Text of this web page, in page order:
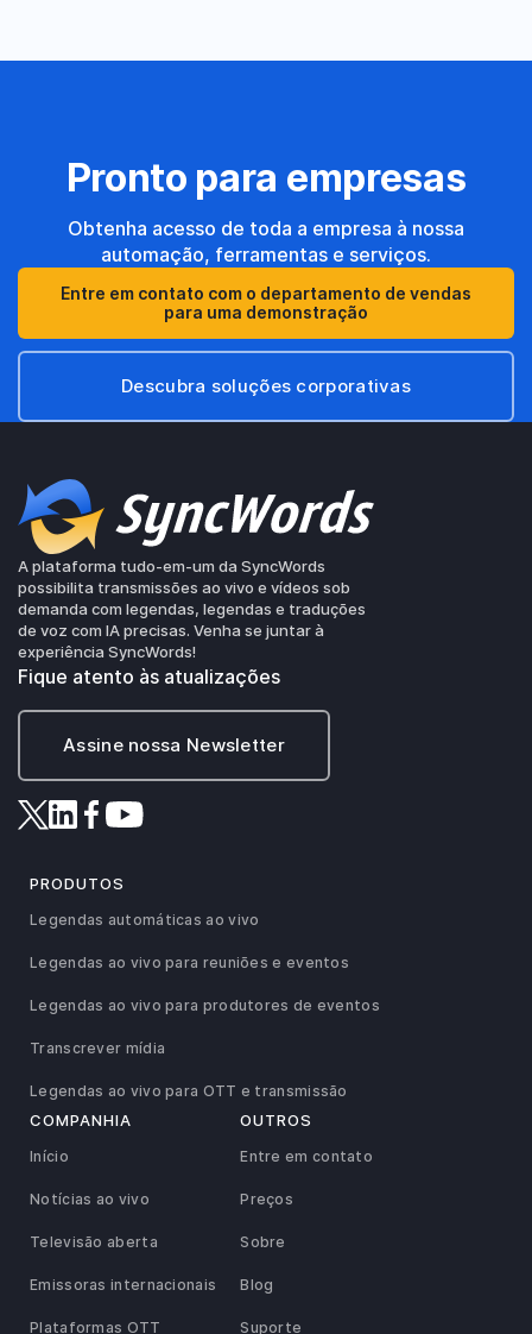
Pronto para empresas
Obtenha acesso de toda a empresa à nossa
automação, ferramentas e serviços.
Entre em contato com o departamento de vendas
para uma demonstração
Descubra soluções corporativas
A plataforma tudo-em-um da SyncWords
possibilita transmissões ao vivo e vídeos sob
demanda com legendas, legendas e traduções
de voz com IA precisas. Venha se juntar à
experiência SyncWords!
Fique atento às atualizações
Assine nossa Newsletter
PRODUTOS
Legendas automáticas ao vivo
Legendas ao vivo para reuniões e eventos
Legendas ao vivo para produtores de eventos
Transcrever mídia
Legendas ao vivo para OTT e transmissão
COMPANHIA
Início
Notícias ao vivo
Televisão aberta
Emissoras internacionais
Plataformas OTT
OUTROS
Entre em contato
Preços
Sobre
Blog
Suporte